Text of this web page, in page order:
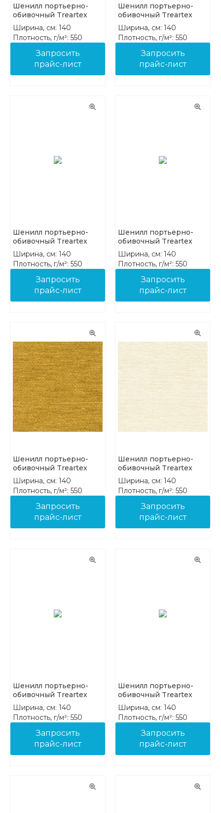
Шенилл портьерно-
обивочный Treartex
8212-21
Ширина, см: 140
Плотность, г/м²: 550
Запросить
прайс-лист
Шенилл портьерно-
обивочный Treartex
8212-23
Ширина, см: 140
Плотность, г/м²: 550
Запросить
прайс-лист
Шенилл портьерно-
обивочный Treartex
8212-24
Ширина, см: 140
Плотность, г/м²: 550
Запросить
прайс-лист
Шенилл портьерно-
обивочный Treartex
8212-25
Ширина, см: 140
Плотность, г/м²: 550
Запросить
прайс-лист
Шенилл портьерно-
обивочный Treartex
8212-26
Ширина, см: 140
Плотность, г/м²: 550
Запросить
прайс-лист
Шенилл портьерно-
обивочный Treartex
8212-27
Ширина, см: 140
Плотность, г/м²: 550
Запросить
прайс-лист
Шенилл портьерно-
обивочный Treartex
8212-28
Ширина, см: 140
Плотность, г/м²: 550
Запросить
прайс-лист
Шенилл портьерно-
обивочный Treartex
8212-29
Ширина, см: 140
Плотность, г/м²: 550
Запросить
прайс-лист